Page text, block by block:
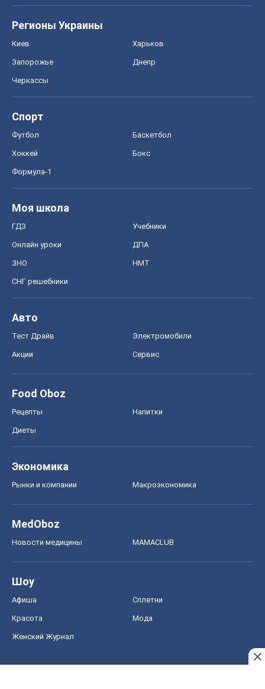
Регионы Украины
Киев Харьков
Запорожье Днепр
Черкассы
Спорт
Футбол Баскетбол
Хоккей Бокс
Формула-1
Моя школа
ГДЗ Учебники
Онлайн уроки ДПА
ЗНО НМТ
СНГ решебники
Авто
Тест Драйв Электромобили
Акции Сервис
Food Oboz
Рецепты Напитки
Диеты
Экономика
Рынки и компании Mакроэкономика
MedOboz
Новости медицины MAMACLUB
Шоу
Афиша Сплетни
Красота Мода
Женский Журнал